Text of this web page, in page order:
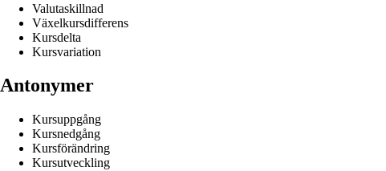
Valutaskillnad
Växelkursdifferens
Kursdelta
Kursvariation
Antonymer
Kursuppgång
Kursnedgång
Kursförändring
Kursutveckling